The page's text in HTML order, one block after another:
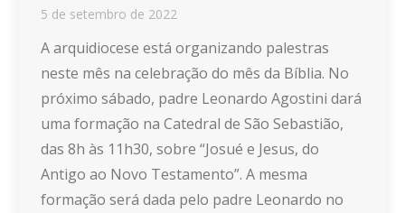
5 de setembro de 2022
A arquidiocese está organizando palestras
neste mês na celebração do mês da Bíblia. No
próximo sábado, padre Leonardo Agostini dará
uma formação na Catedral de São Sebastião,
das 8h às 11h30, sobre “Josué e Jesus, do
Antigo ao Novo Testamento”. A mesma
formação será dada pelo padre Leonardo no